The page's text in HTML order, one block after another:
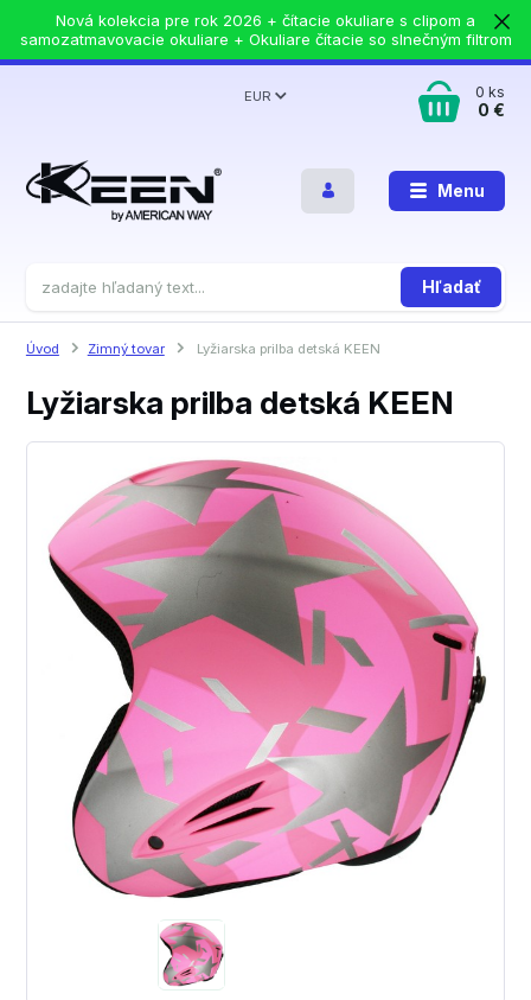
Nová kolekcia pre rok 2026 + čítacie okuliare s clipom a
samozatmavovacie okuliare + Okuliare čítacie so slnečným filtrom
Menu
EUR
Hľadať
0ks
0 €
Úvod Zimný tovar Lyžiarska prilba detská KEEN
Lyžiarska prilba detská KEEN